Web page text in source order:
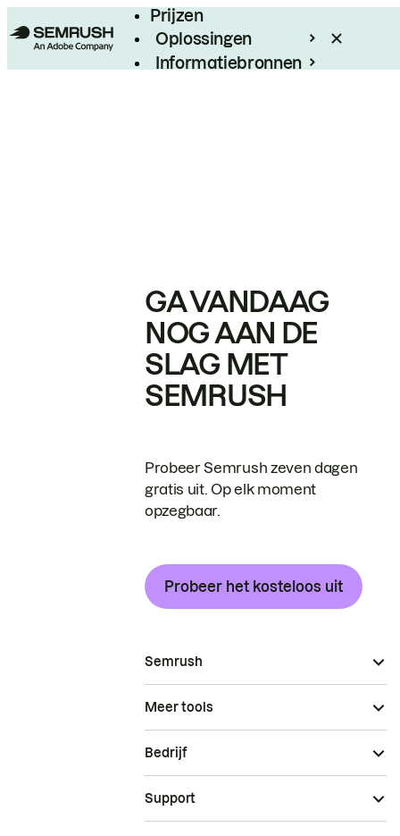
Prijzen
Oplossingen
Informatiebronnen
GA VANDAAG
NOG AAN DE
SLAG MET
SEMRUSH
Probeer Semrush zeven dagen
gratis uit. Op elk moment
opzegbaar.
Probeer het kosteloos uit
Semrush
Meer tools
Bedrijf
Support